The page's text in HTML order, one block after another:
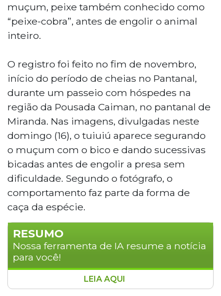
muçum, peixe também conhecido como
“peixe-cobra”, antes de engolir o animal
inteiro.
O registro foi feito no fim de novembro,
início do período de cheias no Pantanal,
durante um passeio com hóspedes na
região da Pousada Caiman, no pantanal de
Miranda. Nas imagens, divulgadas neste
domingo (16), o tuiuiú aparece segurando
o muçum com o bico e dando sucessivas
bicadas antes de engolir a presa sem
dificuldade. Segundo o fotógrafo, o
comportamento faz parte da forma de
caça da espécie.
RESUMO
Nossa ferramenta de IA resume a notícia
para você!
Vídeo registrado pelo fotógrafo Maurício
LEIA AQUI